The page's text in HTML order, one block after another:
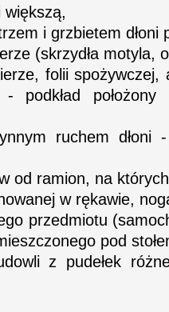
większą,
i grzbietem dłoni
(skrzydła motyla,
folii
- podkład
ruchem
od ramion, na
w rękawie,
przedmiotu
pod
z pudełek